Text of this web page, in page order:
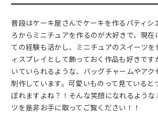
普段はケーキ屋さんでケーキを作るパティシ
ろからミニチュアを作るのが大好きで、現在
ての経験も活かし、ミニチュアのスイーツを
ィスプレイとして飾っておく作品も好きで
いていられるような、バッグチャームやアク
制作しています。可愛いものって見ていると
ぼれますよね？！そんな笑顔になれるような
ツを是非お手に取ってご覧ください！！